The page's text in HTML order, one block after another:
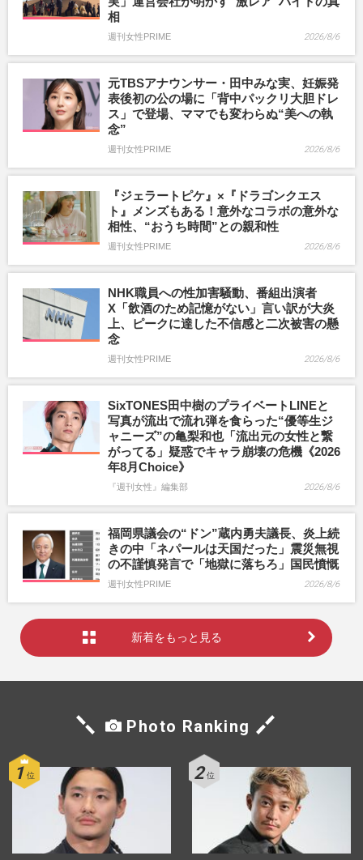
相
週刊女性PRIME 2026/8/6
元TBSアナウンサー・田中みな実、妊娠発
表後初の公の場に「背中パックリ大胆ドレ
ス」で登場、ママでも変わらぬ“美への執
念”
週刊女性PRIME 2026/8/6
『ジェラートピケ』×『ドラゴンクエス
ト』メンズもある！意外なコラボの意外な
相性、“おうち時間”との親和性
週刊女性PRIME 2026/8/6
NHK職員への性加害騒動、番組出演者
X「飲酒のため記憶がない」言い訳が大炎
上、ピークに達した不信感と二次被害の懸
念
週刊女性PRIME 2026/8/6
SixTONES田中樹のプライベートLINEと
写真が流出で流れ弾を食らった“優等生ジ
ャニーズ”の亀梨和也「流出元の女性と繋
がってる」疑惑でキャラ崩壊の危機《2026
年8月Choice》
『週刊女性』編集部 2026/8/6
福岡県議会の“ドン”蔵内勇夫議長、炎上続
きの中「ネパールは天国だった」震災無視
の不謹慎発言で「地獄に落ちろ」国民憤慨
週刊女性PRIME 2026/8/6
新着をもっと見る
Photo Ranking